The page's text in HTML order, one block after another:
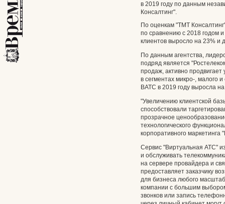
в 2019 году по данным
Консалтинг".
По оценкам "ТМТ
по сравнению с 2018 годом
клиентов выросло на 23% и
По данным агентства,
подряд является
продаж, активно
в сегментах микро-, малого
ВАТС в 2019 году выросла
"Увеличению клиентской
способствовали
прозрачное
технологического
корпоративного маркетинга
Сервис "Виртуальная АТС"
и обслуживать
на сервере провайдера и
предоставляет заказчику
для бизнеса любого
компании с большим
звонков или запись